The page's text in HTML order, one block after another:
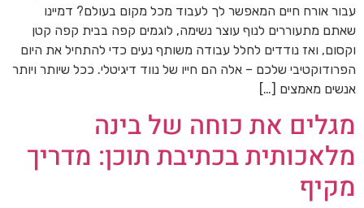
עבור אורח חיים המאפשר לך לעבוד מכל מקום בעולם? דמיינו
שאתם מתעוררים לנוף עוצר נשימה, לוגמים קפה בבית קפה קטן
וקסום, ואז נודדים לחלל עבודה משותף נעים כדי להתחיל את היום
הפרודוקטיבי שלכם – אלה הם חייו של נווד דיגיטלי. ככל שיותר ויותר
אנשים מאמצים […]
מגלים את כוחה של בינה
מלאכותית בכתיבת תוכן: מדריך
מקיף